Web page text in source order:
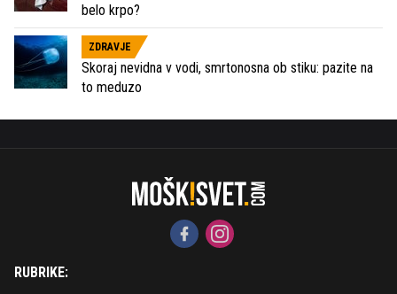
belo krpo?
ZDRAVJE
Skoraj nevidna v vodi, smrtonosna ob stiku: pazite na
to meduzo
RUBRIKE: